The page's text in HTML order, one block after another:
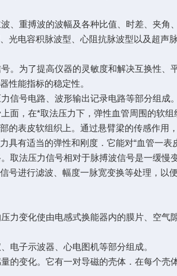
重搏波的波幅及各种比值、时差、夹角
电容积脉波型、心阻抗脉波型以及超声
了提高仪器的灵敏度和解决互换性、
性能指标的稳定性。
号电路、波形输出记录电路等部分组成。
，在*取法压力下，弹性血管周围的软
的表皮软组织上。通过悬臂梁的传感作
有适当的弹性和刚度．它能对“血管一
法压力信号相对于脉搏波信号是一缓慢
进行滤波、幅度一脉宽变换等处理，以
化使由电感式换能器内的膜片、空气
子示波器、心电图机等部分组成。
变化。它有一对导磁的壳体．在每个壳